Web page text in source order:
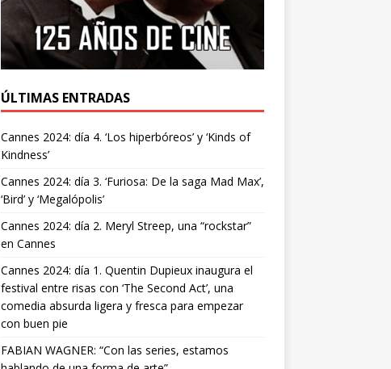
ÚLTIMAS ENTRADAS
Cannes 2024: día 4. ‘Los hiperbóreos’ y ‘Kinds of
Kindness’
Cannes 2024: día 3. ‘Furiosa: De la saga Mad Max’,
‘Bird’ y ‘Megalópolis’
Cannes 2024: día 2. Meryl Streep, una “rockstar”
en Cannes
Cannes 2024: día 1. Quentin Dupieux inaugura el
festival entre risas con ‘The Second Act’, una
comedia absurda ligera y fresca para empezar
con buen pie
FABIAN WAGNER: “Con las series, estamos